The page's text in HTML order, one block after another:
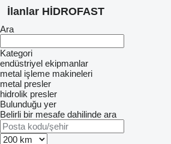
İlanlar HİDROFAST
Ara
Kategori
endüstriyel ekipmanlar
metal işleme makineleri
metal presler
hidrolik presler
Bulunduğu yer
Belirli bir mesafe dahilinde ara